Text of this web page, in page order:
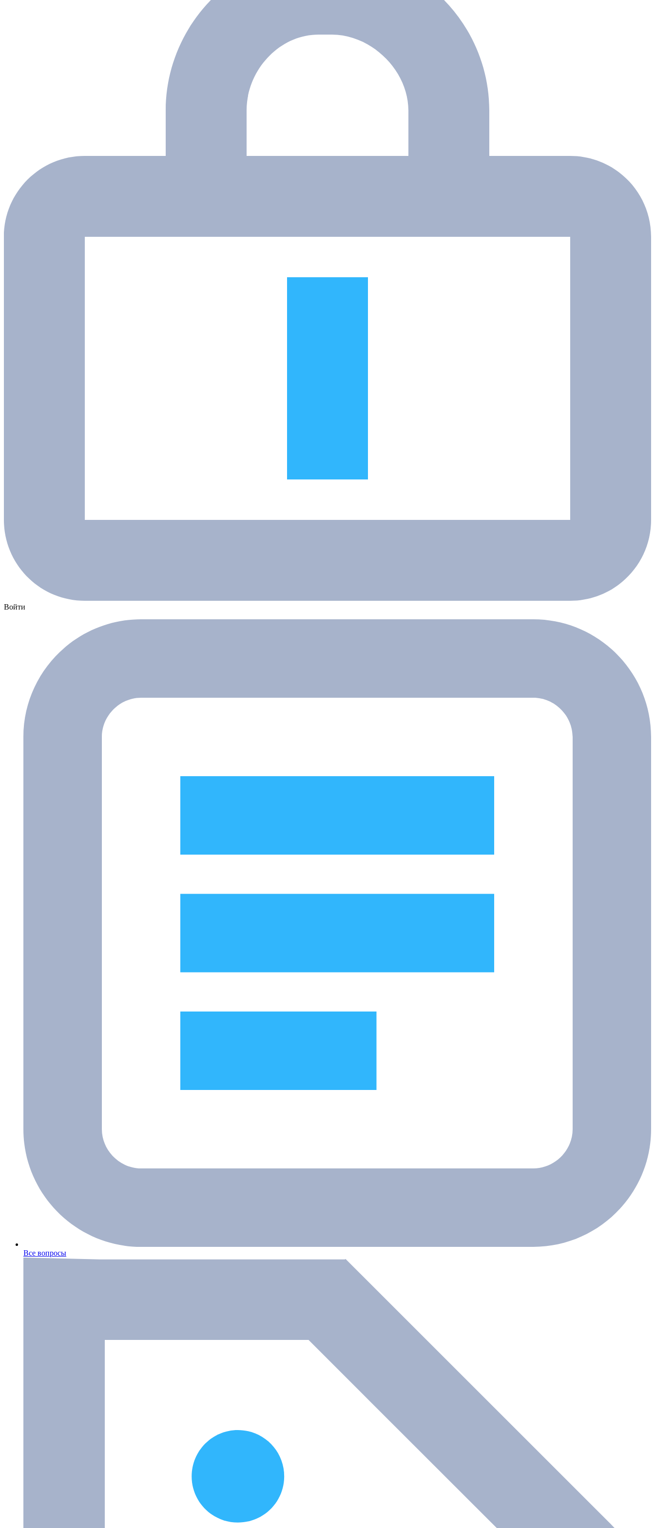
Войти
Все вопросы